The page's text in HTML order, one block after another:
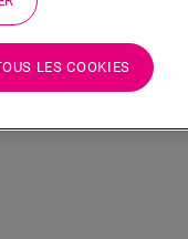
LES COOKIES